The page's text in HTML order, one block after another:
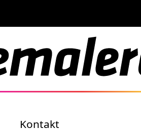
Kontakt